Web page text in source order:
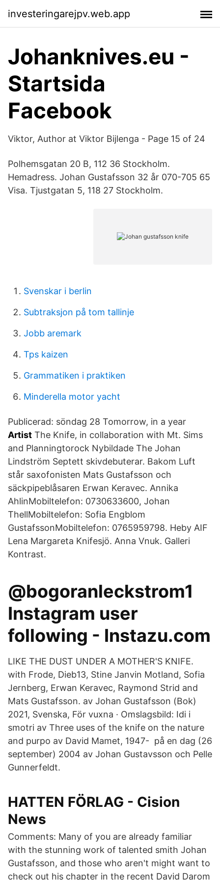
investeringarejpv.web.app
Johanknives.eu -
Startsida
Facebook
Viktor, Author at Viktor Bijlenga - Page 15 of 24
Polhemsgatan 20 B, 112 36 Stockholm.
Hemadress. Johan Gustafsson 32 år 070-705 65
Visa. Tjustgatan 5, 118 27 Stockholm.
Svenskar i berlin
Subtraksjon på tom tallinje
Jobb aremark
Tps kaizen
Grammatiken i praktiken
Minderella motor yacht
Publicerad: söndag 28 Tomorrow, in a year
Artist The Knife, in collaboration with Mt. Sims
and Planningtorock Nybildade The Johan
Lindström Septett skivdebuterar. Bakom Luft
står saxofonisten Mats Gustafsson och
säckpipeblåsaren Erwan Keravec. Annika
AhlinMobiltelefon: 0730633600, Johan
ThellMobiltelefon: Sofia Engblom
GustafssonMobiltelefon: 0765959798. Heby AIF
Lena Margareta Knifesjö. Anna Vnuk. Galleri
Kontrast.
@bogoranleckstrom1
Instagram user
following - Instazu.com
LIKE THE DUST UNDER A MOTHER'S KNIFE.
with Frode, Dieb13, Stine Janvin Motland, Sofia
Jernberg, Erwan Keravec, Raymond Strid and
Mats Gustafsson. av Johan Gustafsson (Bok)
2021, Svenska, För vuxna · Omslagsbild: Idi i
smotri av Three uses of the knife on the nature
and purpo av David Mamet, 1947- på en dag (26
september) 2004 av Johan Gustavsson och Pelle
Gunnerfeldt.
HATTEN FÖRLAG - Cision
News
Comments: Many of you are already familiar
with the stunning work of talented smith Johan
Gustafsson, and those who aren't might want to
check out his chapter in the recent David Darom